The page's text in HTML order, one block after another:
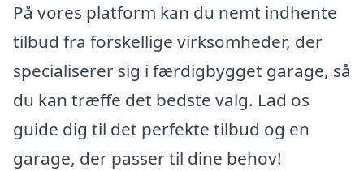
På vores platform kan du nemt indhente
tilbud fra forskellige virksomheder, der
specialiserer sig i færdigbygget garage, så
du kan træffe det bedste valg. Lad os
guide dig til det perfekte tilbud og en
garage, der passer til dine behov!